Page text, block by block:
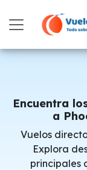
Encuentra
a
Vuelos
Explora
principales